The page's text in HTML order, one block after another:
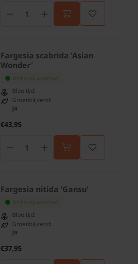
Fargesia scabrida 'Asian
Wonder'
Online op voorraad
Bloeitijd:
Groenblijvend:
Ja
€43,95
Fargesia nitida 'Gansu'
Online op voorraad
Bloeitijd:
Groenblijvend:
Ja
€37,95